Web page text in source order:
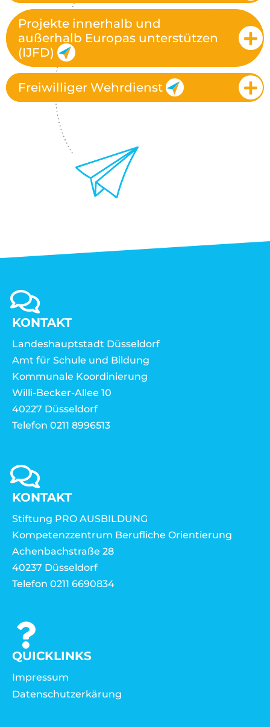
Projekte innerhalb und
außerhalb Europas unterstützen
(IJFD)
Freiwilliger Wehrdienst
KONTAKT
Landeshauptstadt Düsseldorf
Amt für Schule und Bildung
Kommunale Koordinierung
Willi-Becker-Allee 10
40227 Düsseldorf
Telefon 0211 8996513
KONTAKT
Stiftung PRO AUSBILDUNG
Kompetenzzentrum Berufliche Orientierung
Achenbachstraße 28
40237 Düsseldorf
Telefon 0211 6690834
QUICKLINKS
Impressum
Datenschutzerkärung